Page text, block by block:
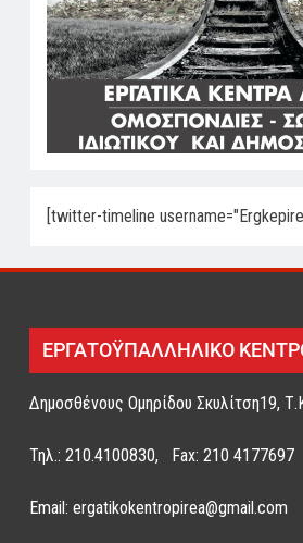
[twitter-timeline
ΕΡΓΑΤΟΫΠΑΛΛΗΛΙΚΟ
Δημοσθένους Ομηρίδου Σκυλίτση19,
Τηλ.: 210.4100830, Fax: 210 4177697
Email: ergatikokentropirea@gmail.com